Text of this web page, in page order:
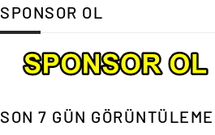
SPONSOR OL
SON 7 GÜN